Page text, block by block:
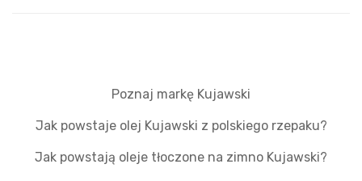
Poznaj markę Kujawski
Jak powstaje olej Kujawski z polskiego rzepaku?
Jak powstają oleje tłoczone na zimno Kujawski?